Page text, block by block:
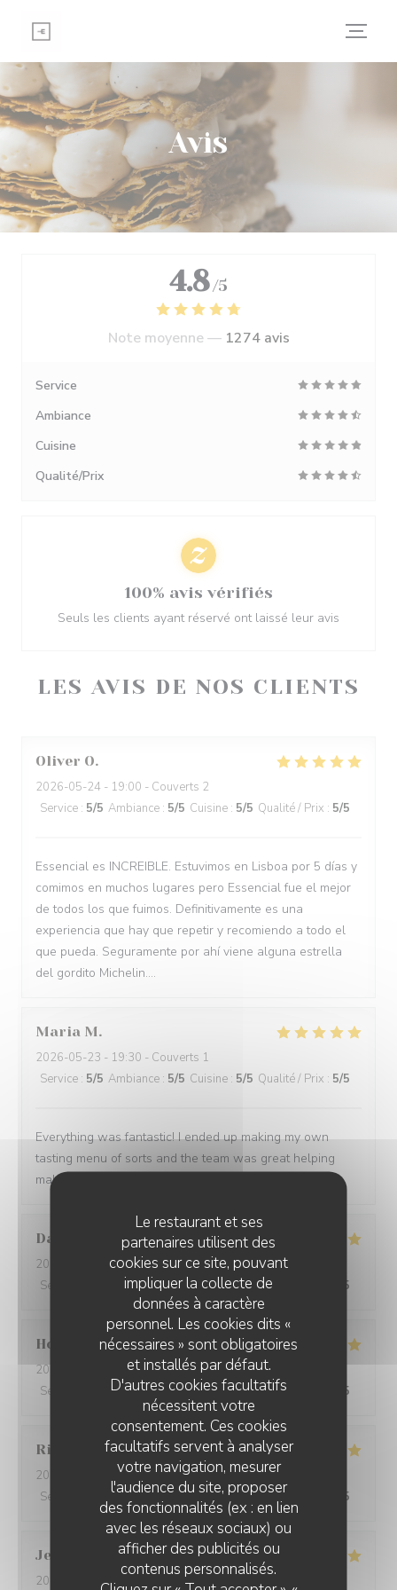
Le restaurant et ses
partenaires utilisent des
cookies sur ce site, pouvant
impliquer la collecte de
données à caractère
personnel. Les cookies dits «
nécessaires » sont obligatoires
et installés par défaut.
D'autres cookies facultatifs
nécessitent votre
consentement. Ces cookies
facultatifs servent à analyser
votre navigation, mesurer
l'audience du site, proposer
des fonctionnalités (ex : en lien
avec les réseaux sociaux) ou
afficher des publicités ou
contenus personnalisés.
Avis
LES AVIS DE NOS CLIENTS
Oliver O
2026-05-24 - 19:00 - Couverts 2
Service : 5/5 Ambiance : 5/5 Cuisine : 5/5 Qualité / Prix : 5/5
Essencial es INCREIBLE. Estuvimos en Lisboa por 5 días y
comimos en muchos lugares pero Essencial fue el mejor
de todos los que fuimos. Definitivamente es una
experiencia que hay que repetir y recomiendo a todo el
que pueda. Seguramente por ahí viene alguna estrella
del gordito Michelin....
Maria M
2026-05-23 - 19:30 - Couverts 1
Service : 5/5 Ambiance : 5/5 Cuisine : 5/5 Qualité / Prix : 5/5
Everything was fantastic! I ended up making my own
tasting menu of sorts and the team was great helping
making a wine paring for each course.
David
2026-05-28
- 19:15 - Couverts 7
Service
Ambiance:5/5 Cuisine: 5/5 Qualité / Prix /5
Ho Fung T
2026-05-24
- 19:30 - Couverts 2
Service
Ambiance: 5/5 Cuisine :5/5 Qualité / Prix /5
Riccardo L
2026-05-25
- 21:45 - Couverts 2
Service
Ambiance:4 /5 Cuisine : 5/5 Qualité / Prix /5
Jenny
2026-05-25 - 21:15 - Couverts 2
4.8 /5
Note moyenne — 1274 avis
Service
Ambiance
Cuisine
Qualité/Prix
100% avis vérifiés
Seuls les clients ayant réservé ont laissé leur avis